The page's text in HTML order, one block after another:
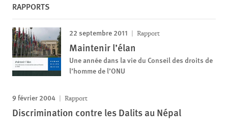
RAPPORTS
22 septembre 2011 Rapport
Maintenir l’élan
Une année dans la vie du Conseil des droits de
l’homme de l’ONU
9 février 2004 Rapport
Discrimination contre les Dalits au Népal